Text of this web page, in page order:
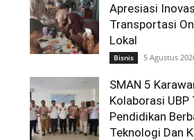
Apresiasi
Transportasi
Lokal
Bisnis 5 Agustus
SMAN 5
Kolaborasi
Pendidikan
Teknologi Dan